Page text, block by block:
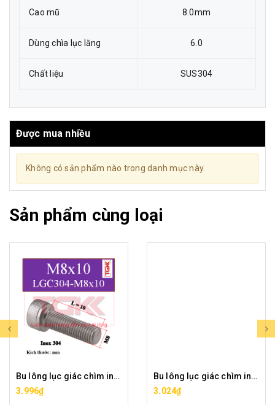
Cao mũ 8.0mm
Dùng chìa lục lăng 6.0
Chất liệu SUS304
Được mua nhiều
Không có sản phẩm nào trong danh mục này.
Sản phẩm cùng loại
Bu lông lục giác chìm inox 304-M8x10
3.996₫
Bu lông lục giác chìm inox 304-M8x12
3.024₫